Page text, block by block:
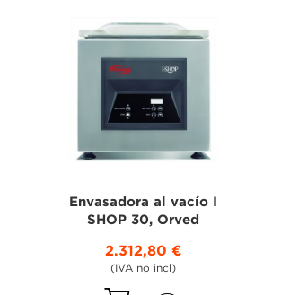
Envasadora al vacío I
SHOP 30, Orved
2.312,80 €
(IVA no incl)